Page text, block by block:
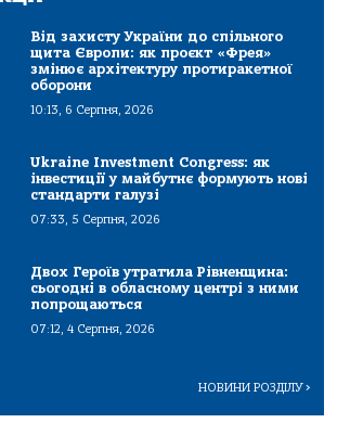
Від захисту України до спільного
щита Європи: як проєкт «Фрея»
змінює архітектуру протиракетної
оборони
10:13, 6 Серпня, 2026
Ukraine Investment Congress: як
інвестиції у майбутнє формують нові
стандарти галузі
07:33, 5 Серпня, 2026
Двох Героїв утратила Рівненщина:
сьогодні в обласному центрі з ними
попрощаються
07:12, 4 Серпня, 2026
НОВИНИ РОЗДІЛУ>